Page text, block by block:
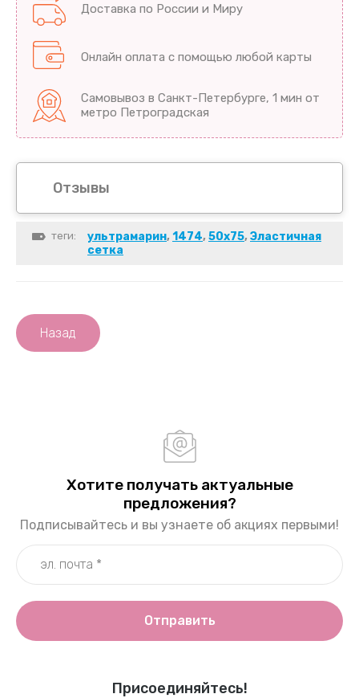
Доставка по России и Миру
Онлайн оплата с помощью любой карты
Самовывоз в Санкт-Петербурге, 1 мин от
метро Петроградская
Отзывы
теги: ультрамарин, 1474, 50х75, Эластичная
сетка
Назад
Присоединяйтесь!
Хотите получать актуальные
предложения?
Подписывайтесь и вы узнаете об акциях первыми!
Отправить